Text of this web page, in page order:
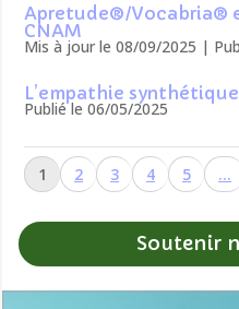
Apretude®/Vocabria®
CNAM
Mis à jour le 08/09/2025 |
L’empathie synthétique
Publié le 06/05/2025
1 2 3 4 5 …
Soutenir